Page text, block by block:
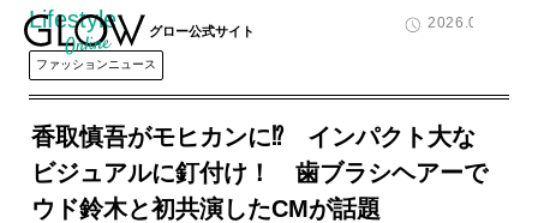
グロー公式サイト
2026.04.17
Lifestyle
ファッションニュース
香取慎吾がモヒカンに⁉ インパクト大な
ビジュアルに釘付け！ 歯ブラシヘアーで
ウド鈴木と初共演したCMが話題